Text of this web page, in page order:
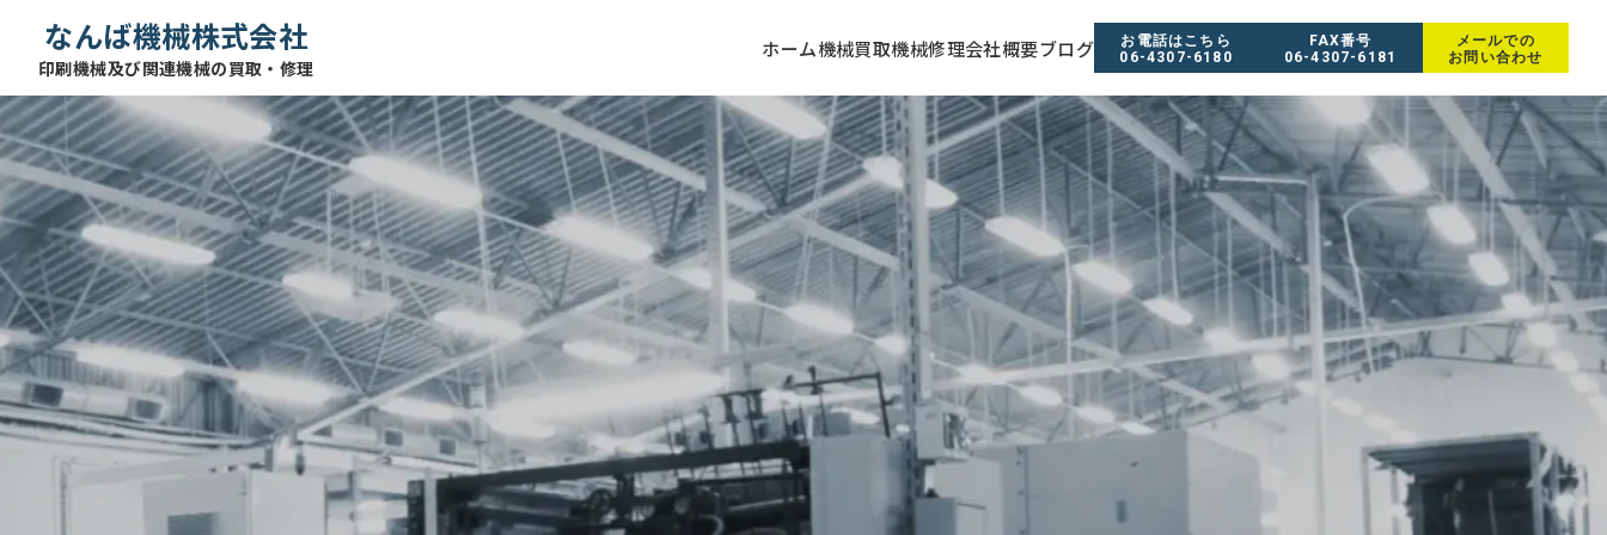
なんば機械株式会社
印刷機械及び関連機械の買取・修理
ホーム機械買取機械修理会社概要ブログ
お電話はこちら
06-4307-6180
FAX番号
06-4307-6181
メールでの
お問い合わせ